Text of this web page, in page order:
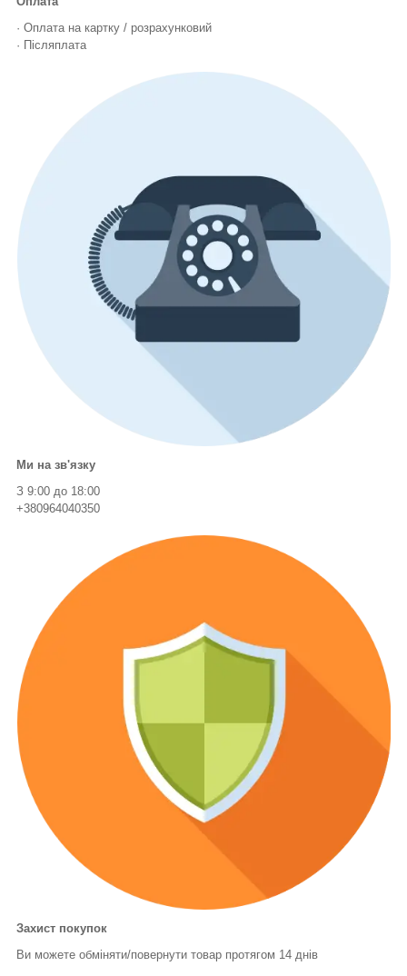
· Оплата на картку / розрахунковий
· Післяплата
Ми на зв'язку
З 9:00 до 18:00
+380964040350
Захист покупок
Ви можете обміняти/повернути товар протягом 14 днів